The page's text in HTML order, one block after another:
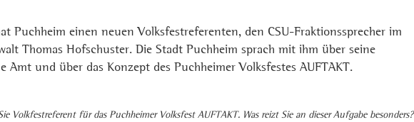
Puchheim einen neuen Volksfestreferenten, den CSU-Fraktionssprecher im
Thomas Hofschuster. Die Stadt Puchheim sprach mit ihm über seine
und über das Konzept des Puchheimer Volksfestes AUFTAKT.
Volkfestreferent für das Puchheimer Volksfest AUFTAKT. Was reizt Sie an dieser Aufgabe besonders?